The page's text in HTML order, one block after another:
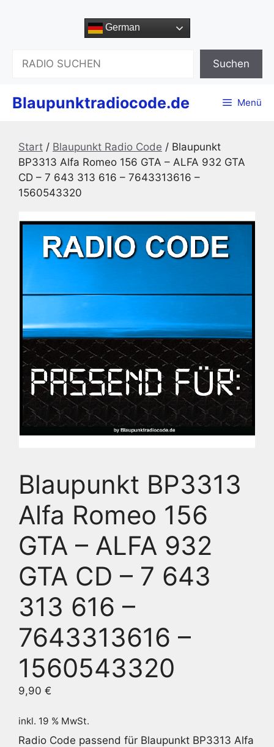
German
Suchen
Blaupunktradiocode.de Menü
Start / Blaupunkt Radio Code / Blaupunkt
BP3313 Alfa Romeo 156 GTA – ALFA 932 GTA
CD – 7 643 313 616 – 7643313616 –
1560543320
Blaupunkt BP3313
Alfa Romeo 156
GTA – ALFA 932
GTA CD – 7 643
313 616 –
7643313616 –
1560543320
9,90 €
inkl. 19 % MwSt.
Radio Code passend für Blaupunkt BP3313 Alfa